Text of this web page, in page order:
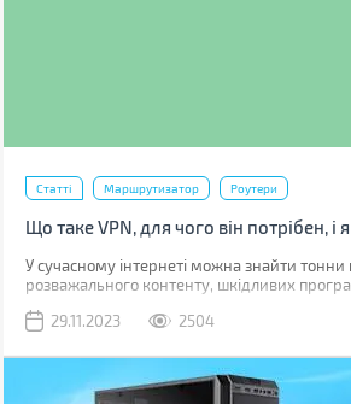
Статті Маршрутизатор Роутери
Що таке VPN, для чого він потрібен, і
У сучасному інтернеті можна знайти тонни
розважального контенту, шкідливих
захист вашої анонімності та безпеки в
банківських рахунків допомагає низка
один з яких, а саме про VPN, ми й
29.11.2023 2504